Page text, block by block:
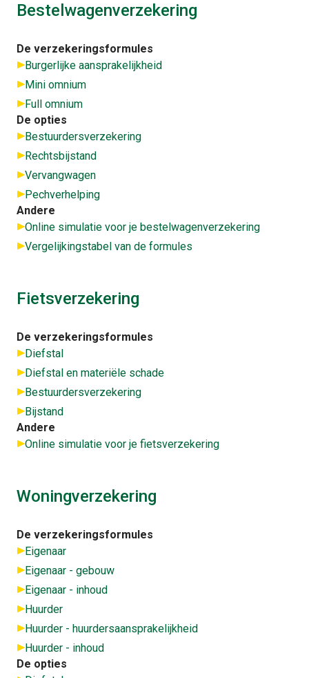
Bestelwagenverzekering
De verzekeringsformules
Burgerlijke aansprakelijkheid
Mini omnium
Full omnium
De opties
Bestuurdersverzekering
Rechtsbijstand
Vervangwagen
Pechverhelping
Andere
Online simulatie voor je bestelwagenverzekering
Vergelijkingstabel van de formules
Fietsverzekering
De verzekeringsformules
Diefstal
Diefstal en materiële schade
Bestuurdersverzekering
Bijstand
Andere
Online simulatie voor je fietsverzekering
Woningverzekering
De verzekeringsformules
Eigenaar
Eigenaar - gebouw
Eigenaar - inhoud
Huurder
Huurder - huurdersaansprakelijkheid
Huurder - inhoud
De opties